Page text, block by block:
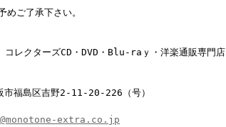
ご了承下さい。
クターズCD・DVD・Blu-raｙ・洋楽通販専門店
福島区吉野2-11-20-226（号）
extra.co.jp